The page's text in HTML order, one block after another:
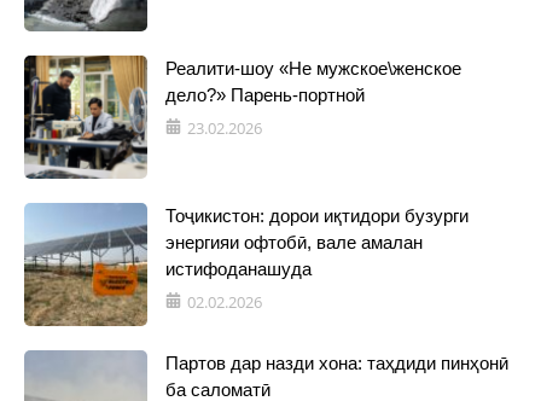
Реалити-шоу «Не мужское\женское
дело?» Парень-портной
23.02.2026
Тоҷикистон: дорои иқтидори бузурги
энергияи офтобӣ, вале амалан
истифоданашуда
02.02.2026
Партов дар назди хона: таҳдиди пинҳонӣ
ба саломатӣ